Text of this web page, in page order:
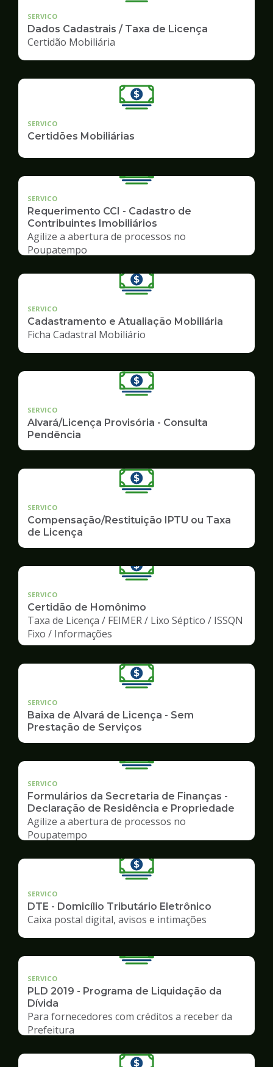
SERVICO
Dados Cadastrais / Taxa de Licença
Certidão Mobiliária
SERVICO
Certidões Mobiliárias
SERVICO
Requerimento CCI - Cadastro de
Contribuintes Imobiliários
Agilize a abertura de processos no
Poupatempo
SERVICO
Cadastramento e Atualiação Mobiliária
Ficha Cadastral Mobiliário
SERVICO
Alvará/Licença Provisória - Consulta
Pendência
SERVICO
Compensação/Restituição IPTU ou Taxa
de Licença
SERVICO
Certidão de Homônimo
Taxa de Licença / FEIMER / Lixo Séptico / ISSQN
Fixo / Informações
SERVICO
Baixa de Alvará de Licença - Sem
Prestação de Serviços
SERVICO
Formulários da Secretaria de Finanças -
Declaração de Residência e Propriedade
Agilize a abertura de processos no
Poupatempo
SERVICO
DTE - Domicílio Tributário Eletrônico
Caixa postal digital, avisos e intimações
SERVICO
PLD 2019 - Programa de Liquidação da
Dívida
Para fornecedores com créditos a receber da
Prefeitura